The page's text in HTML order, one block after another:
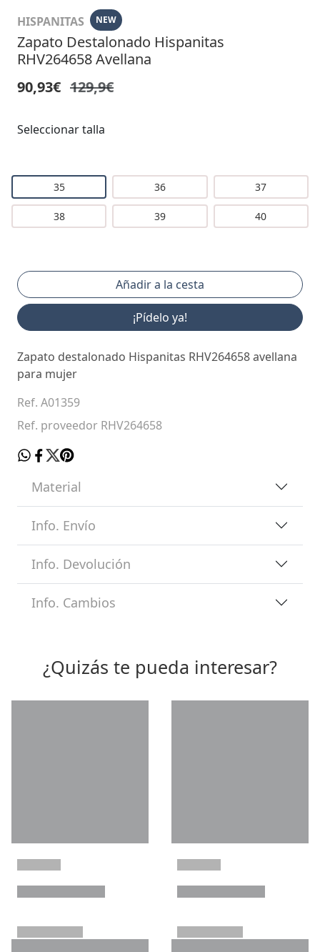
HISPANITAS NEW
Zapato Destalonado Hispanitas
RHV264658 Avellana
90,93€ 129,9€
Seleccionar talla
35 36 37
38 39 40
¡Pídelo ya!
Zapato destalonado Hispanitas RHV264658 avellana
para mujer
Ref. A01359
Ref. proveedor RHV264658
Material
Info. Envío
Info. Devolución
Info. Cambios
¿Quizás te pueda interesar?